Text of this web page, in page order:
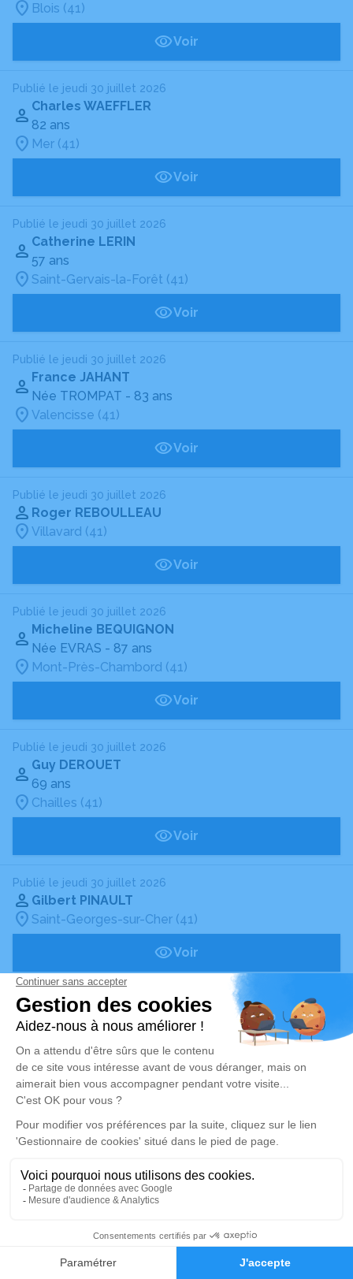
Blois (41)
Voir
Publié le jeudi 30 juillet 2026
Charles WAEFFLER
82 ans
Mer (41)
Voir
Publié le jeudi 30 juillet 2026
Catherine LERIN
57 ans
Saint-Gervais-la-Forêt (41)
Voir
Publié le jeudi 30 juillet 2026
France JAHANT
Née TROMPAT - 83 ans
Valencisse (41)
Voir
Publié le jeudi 30 juillet 2026
Roger REBOULLEAU
Villavard (41)
Voir
Publié le jeudi 30 juillet 2026
Micheline BEQUIGNON
Née EVRAS - 87 ans
Mont-Près-Chambord (41)
Voir
Publié le jeudi 30 juillet 2026
Guy DEROUET
69 ans
Chailles (41)
Voir
Publié le jeudi 30 juillet 2026
Gilbert PINAULT
Saint-Georges-sur-Cher (41)
Voir
Publié le jeudi 30 juillet 2026
Catherine LERIN
57 ans
La Chaussée-Saint-Victor (41)
Voir
Publié le jeudi 30 juillet 2026
80 ans
Mareuil-sur-Cher (41)
Publié le jeudi 30 juillet 2026
Alerte décès 41